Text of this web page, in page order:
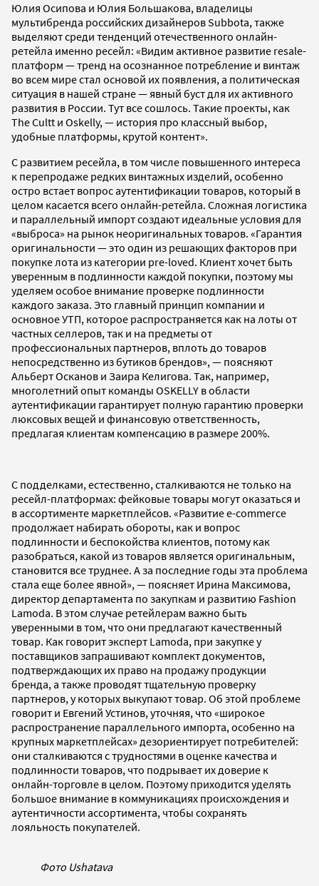
Юлия Осипова и Юлия Большакова, владелицы
мультибренда российских дизайнеров Subbota, также
выделяют среди тенденций отечественного онлайн-
ретейла именно ресейл: «Видим активное развитие resale-
платформ — тренд на осознанное потребление и винтаж
во всем мире стал основой их появления, а политическая
ситуация в нашей стране — явный буст для их активного
развития в России. Тут все сошлось. Такие проекты, как
The Cultt и Oskelly, — история про классный выбор,
удобные платформы, крутой контент».
С развитием ресейла, в том числе повышенного интереса
к перепродаже редких винтажных изделий, особенно
остро встает вопрос аутентификации товаров, который в
целом касается всего онлайн-ретейла. Сложная логистика
и параллельный импорт создают идеальные условия для
«выброса» на рынок неоригинальных товаров. «Гарантия
оригинальности — это один из решающих факторов при
покупке лота из категории pre-loved. Клиент хочет быть
уверенным в подлинности каждой покупки, поэтому мы
уделяем особое внимание проверке подлинности
каждого заказа. Это главный принцип компании и
основное УТП, которое распространяется как на лоты от
частных селлеров, так и на предметы от
профессиональных партнеров, вплоть до товаров
непосредственно из бутиков брендов», — поясняют
Альберт Осканов и Заира Келигова. Так, например,
многолетний опыт команды OSKELLY в области
аутентификации гарантирует полную гарантию проверки
люксовых вещей и финансовую ответственность,
предлагая клиентам компенсацию в размере 200%.
С подделками, естественно, сталкиваются не только на
ресейл-платформах: фейковые товары могут оказаться и
в ассортименте маркетплейсов. «Развитие e-commerce
продолжает набирать обороты, как и вопрос
подлинности и беспокойства клиентов, потому как
разобраться, какой из товаров является оригинальным,
становится все труднее. А за последние годы эта проблема
стала еще более явной», — поясняет Ирина Максимова,
директор департамента по закупкам и развитию Fashion
Lamoda. В этом случае ретейлерам важно быть
уверенными в том, что они предлагают качественный
товар. Как говорит эксперт Lamoda, при закупке у
поставщиков запрашивают комплект документов,
подтверждающих их право на продажу продукции
бренда, а также проводят тщательную проверку
партнеров, у которых выкупают товар. Об этой проблеме
говорит и Евгений Устинов, уточняя, что «широкое
распространение параллельного импорта, особенно на
крупных маркетплейсах» дезориентирует потребителей:
они сталкиваются с трудностями в оценке качества и
подлинности товаров, что подрывает их доверие к
онлайн-торговле в целом. Поэтому приходится уделять
большое внимание в коммуникациях происхождения и
аутентичности ассортимента, чтобы сохранять
лояльность покупателей.
Фото Ushatava